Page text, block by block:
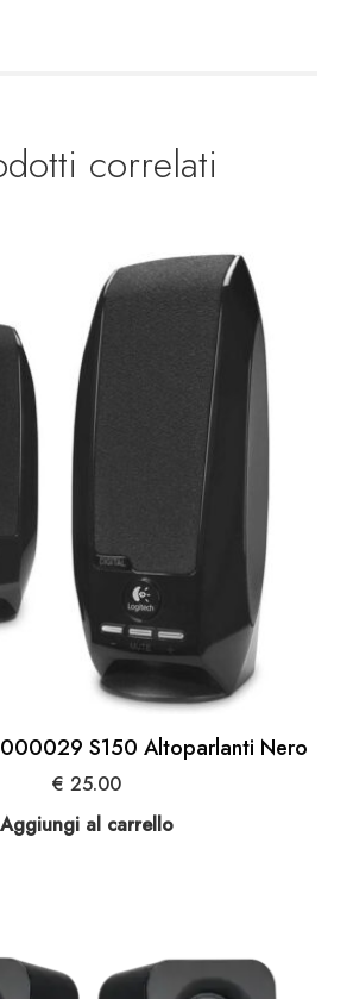
correlati
S150 Altoparlanti Nero
€ 25.00
Aggiungi al carrello